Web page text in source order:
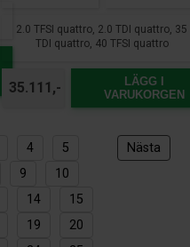
2.0 TFSI quattro, 2.0 TDI quattro, 35
TDI quattro, 40 TFSI quattro
35.111,-
LÄGG I
VARUKORGEN
4
5
9
10
14
15
19
20
Nästa